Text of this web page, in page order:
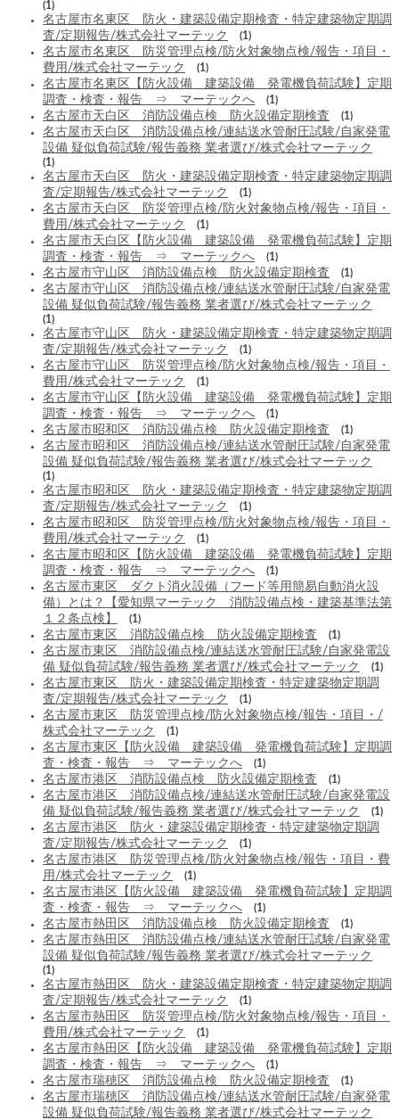
(1)
名古屋市名東区 防火・建築設備定期検査・特定建築物定期調
査/定期報告/株式会社マーテック
(1)
名古屋市名東区 防災管理点検/防火対象物点検/報告・項目・
費用/株式会社マーテック
(1)
名古屋市名東区【防火設備 建築設備 発電機負荷試験】定期
調査・検査・報告 ⇒ マーテックへ
(1)
名古屋市天白区 消防設備点検 防火設備定期検査 (1)
名古屋市天白区 消防設備点検/連結送水管耐圧試験/自家発電
設備 疑似負荷試験/報告義務 業者選び/株式会社マーテック
(1)
名古屋市天白区 防火・建築設備定期検査・特定建築物定期調
査/定期報告/株式会社マーテック
(1)
名古屋市天白区 防災管理点検/防火対象物点検/報告・項目・
費用/株式会社マーテック
(1)
名古屋市天白区【防火設備 建築設備 発電機負荷試験】定期
調査・検査・報告 ⇒ マーテックへ
(1)
名古屋市守山区 消防設備点検 防火設備定期検査 (1)
名古屋市守山区 消防設備点検/連結送水管耐圧試験/自家発電
設備 疑似負荷試験/報告義務 業者選び/株式会社マーテック
(1)
名古屋市守山区 防火・建築設備定期検査・特定建築物定期調
査/定期報告/株式会社マーテック
(1)
名古屋市守山区 防災管理点検/防火対象物点検/報告・項目・
費用/株式会社マーテック
(1)
名古屋市守山区【防火設備 建築設備 発電機負荷試験】定期
調査・検査・報告 ⇒ マーテックへ
(1)
名古屋市昭和区 消防設備点検 防火設備定期検査 (1)
名古屋市昭和区 消防設備点検/連結送水管耐圧試験/自家発電
設備 疑似負荷試験/報告義務 業者選び/株式会社マーテック
(1)
名古屋市昭和区 防火・建築設備定期検査・特定建築物定期調
査/定期報告/株式会社マーテック
(1)
名古屋市昭和区 防災管理点検/防火対象物点検/報告・項目・
費用/株式会社マーテック
(1)
名古屋市昭和区【防火設備 建築設備 発電機負荷試験】定期
調査・検査・報告 ⇒ マーテックへ
(1)
名古屋市東区 ダクト消火設備（フード等用簡易自動消火設
備）とは？【愛知県マーテック 消防設備点検・建築基準法第
１２条点検】
(1)
名古屋市東区 消防設備点検 防火設備定期検査 (1)
名古屋市東区 消防設備点検/連結送水管耐圧試験/自家発電設
備 疑似負荷試験/報告義務 業者選び/株式会社マーテック
(1)
名古屋市東区 防火・建築設備定期検査・特定建築物定期調
査/定期報告/株式会社マーテック
(1)
名古屋市東区 防災管理点検/防火対象物点検/報告・項目・/
株式会社マーテック
(1)
名古屋市東区【防火設備 建築設備 発電機負荷試験】定期調
査・検査・報告 ⇒ マーテックへ
(1)
名古屋市港区 消防設備点検 防火設備定期検査 (1)
名古屋市港区 消防設備点検/連結送水管耐圧試験/自家発電設
備 疑似負荷試験/報告義務 業者選び/株式会社マーテック
(1)
名古屋市港区 防火・建築設備定期検査・特定建築物定期調
査/定期報告/株式会社マーテック
(1)
名古屋市港区 防災管理点検/防火対象物点検/報告・項目・費
用/株式会社マーテック
(1)
名古屋市港区【防火設備 建築設備 発電機負荷試験】定期調
査・検査・報告 ⇒ マーテックへ
(1)
名古屋市熱田区 消防設備点検 防火設備定期検査 (1)
名古屋市熱田区 消防設備点検/連結送水管耐圧試験/自家発電
設備 疑似負荷試験/報告義務 業者選び/株式会社マーテック
(1)
名古屋市熱田区 防火・建築設備定期検査・特定建築物定期調
査/定期報告/株式会社マーテック
(1)
名古屋市熱田区 防災管理点検/防火対象物点検/報告・項目・
費用/株式会社マーテック
(1)
名古屋市熱田区【防火設備 建築設備 発電機負荷試験】定期
調査・検査・報告 ⇒ マーテックへ
(1)
名古屋市瑞穂区 消防設備点検 防火設備定期検査 (1)
名古屋市瑞穂区 消防設備点検/連結送水管耐圧試験/自家発電
設備 疑似負荷試験/報告義務 業者選び/株式会社マーテック